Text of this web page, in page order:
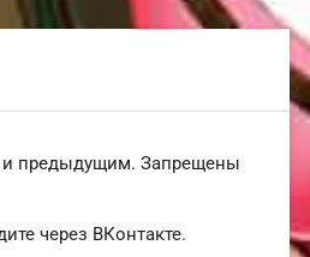
и предыдущим. Запрещены
через ВКонтакте.